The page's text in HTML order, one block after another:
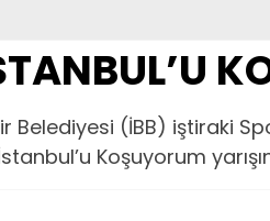
Belediyesi (İBB) iştiraki
Koşuyorum